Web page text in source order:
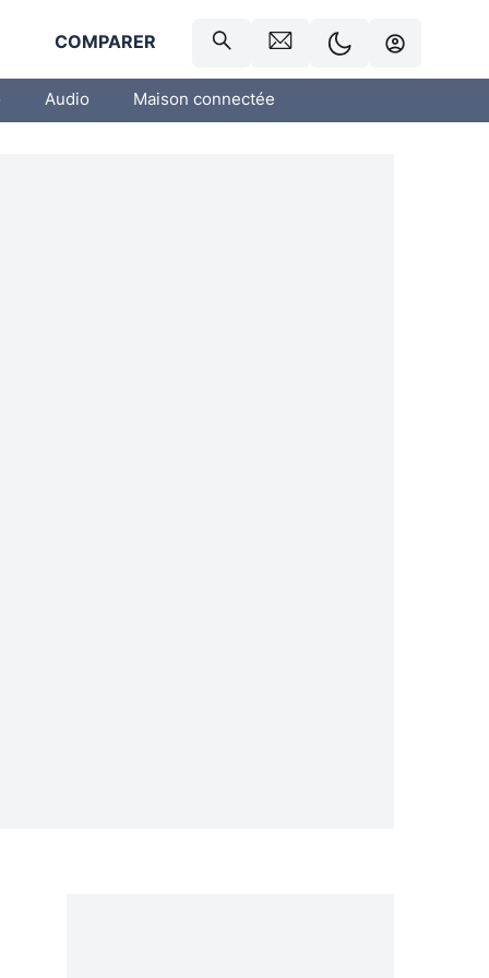
COMPARER
Audio Maison connectée